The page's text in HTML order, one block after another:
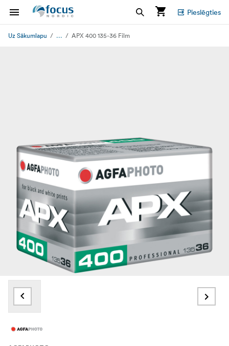
Pieslēgties
Uz Sākumlapu ... APX 400 135-36 Film